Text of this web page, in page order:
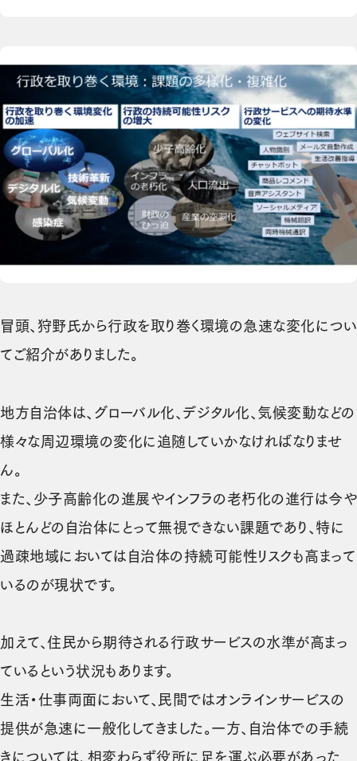
冒頭、狩野氏から行政を取り巻く環境の急速な変化につい
てご紹介がありました。
地方自治体は、グローバル化、デジタル化、気候変動などの
様々な周辺環境の変化に追随していかなければなりませ
ん。
また、少子高齢化の進展やインフラの老朽化の進行は今や
ほとんどの自治体にとって無視できない課題であり、特に
過疎地域においては自治体の持続可能性リスクも高まって
いるのが現状です。
加えて、住民から期待される行政サービスの水準が高まっ
ているという状況もあります。
生活・仕事両面において、民間ではオンラインサービスの
提供が急速に一般化してきました。一方、自治体での手続
きについては、相変わらず役所に足を運ぶ必要があった